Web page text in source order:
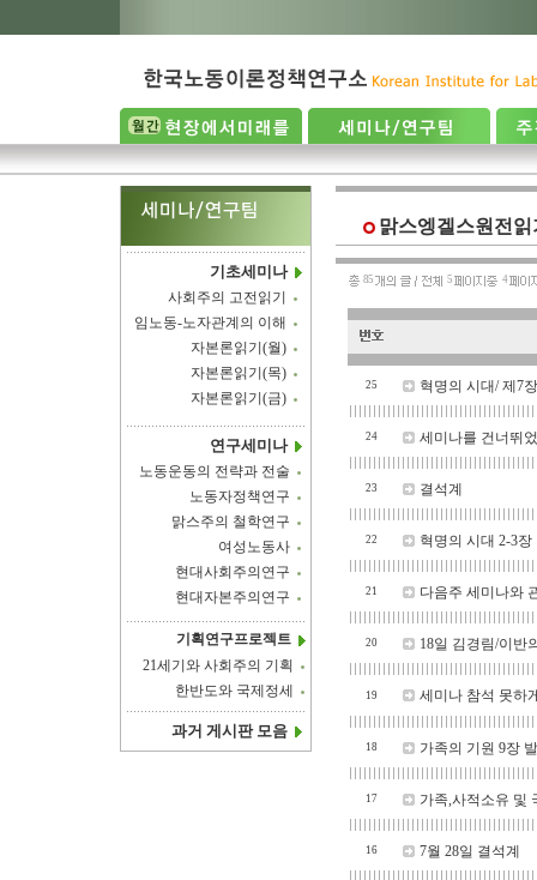
기초세미나
사회주의 고전읽기
임노동-노자관계의 이해
자본론읽기(월)
자본론읽기(목)
자본론읽기(금)
연구세미나
노동운동의 전략과 전술
노동자정책연구
맑스주의 철학연구
여성노동사
현대사회주의연구
현대자본주의연구
기획연구프로젝트
21세기와 사회주의 기획
한반도와 국제정세
과거 게시판 모음
맑스엥겔스원전읽
85 5 4
25 혁명의 시대/ 제7
24 세미나를 건너뛰
23 결석계
22 혁명의 시대 2-3
21 다음주 세미나와
20 18일 김경림/이반
19 세미나 참석 못하
18 가족의 기원 9장
17 가족,사적소유 및
16 7월 28일 결석계